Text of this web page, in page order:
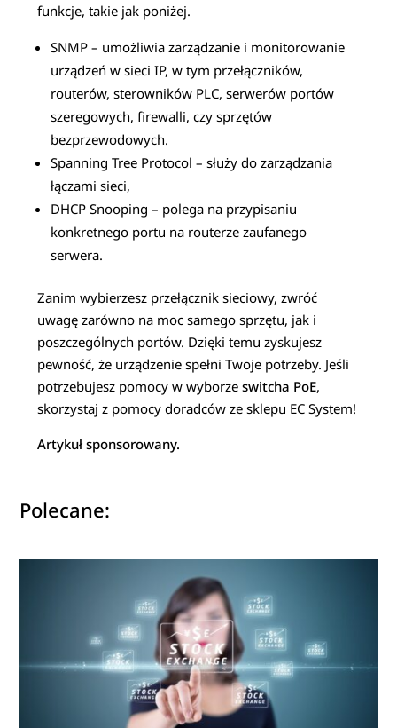
funkcje, takie jak poniżej.
SNMP – umożliwia zarządzanie i monitorowanie
urządzeń w sieci IP, w tym przełączników,
routerów, sterowników PLC, serwerów portów
szeregowych, firewalli, czy sprzętów
bezprzewodowych.
Spanning Tree Protocol – służy do zarządzania
łączami sieci,
DHCP Snooping – polega na przypisaniu
konkretnego portu na routerze zaufanego
serwera.
Zanim wybierzesz przełącznik sieciowy, zwróć
uwagę zarówno na moc samego sprzętu, jak i
poszczególnych portów. Dzięki temu zyskujesz
pewność, że urządzenie spełni Twoje potrzeby. Jeśli
potrzebujesz pomocy w wyborzeswitcha PoE,
skorzystaj z pomocy doradców ze sklepu EC System!
Artykuł sponsorowany.
Polecane: